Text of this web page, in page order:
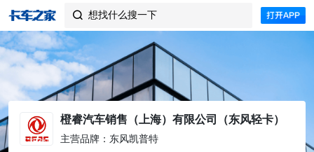
 想找什么搜一下
橙睿汽车销售（上海）有限公司（东风轻卡）
主营品牌：东风凯普特